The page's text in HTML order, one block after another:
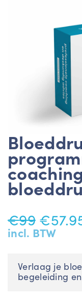
€99 €
incl. BTW
Verlaag je
begeleiding